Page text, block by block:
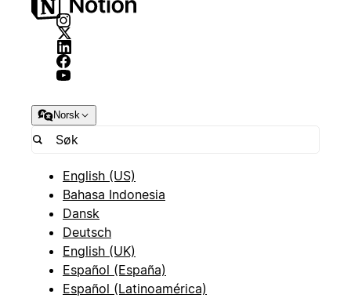
Norsk
English (US)
Bahasa Indonesia
Dansk
Deutsch
English (UK)
Español (España)
Español (Latinoamérica)